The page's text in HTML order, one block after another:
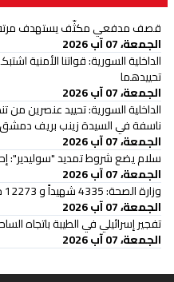
قصف مدفعي مكثّف يستهدف مرتفع
الجمعة، 07 آب 2026
الداخلية السورية: قواتنا
تحييدهما
الجمعة، 07 آب 2026
الداخلية السورية: تحييد عنصرين من
ناسفة في السيدة زينب بريف دمشق
الجمعة، 07 آب 2026
سلام يضع شروط تمديد "سوليدير":
الجمعة، 07 آب 2026
وزارة الصحة: 4335 شهيداً و 12273 جريحاً منذ بدء العدوان في 2 آذار
الجمعة، 07 آب 2026
تفجير إسرائيلي في الطيبة باتجاه
الجمعة، 07 آب 2026